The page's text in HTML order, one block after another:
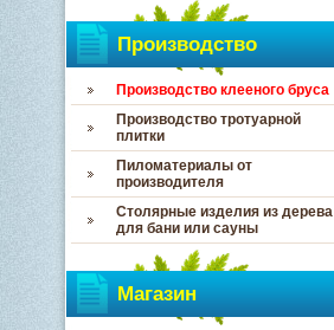
Производство
Производство клееного бруса
Производство тротуарной
плитки
Пиломатериалы от
производителя
Столярные изделия из дерева
для бани или сауны
Магазин